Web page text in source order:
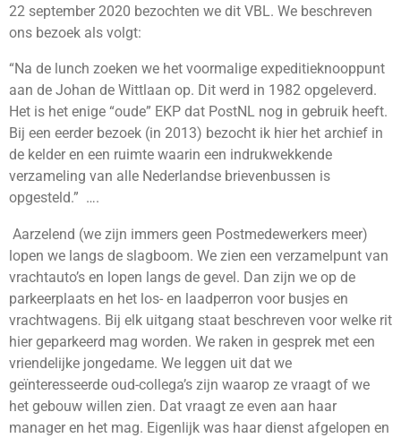
22 september 2020 bezochten we dit VBL. We beschreven
ons bezoek als volgt:
“Na de lunch zoeken we het voormalige expeditieknooppunt
aan de Johan de Wittlaan op. Dit werd in 1982 opgeleverd.
Het is het enige “oude” EKP dat PostNL nog in gebruik heeft.
Bij een eerder bezoek (in 2013) bezocht ik hier het archief in
de kelder en een ruimte waarin een indrukwekkende
verzameling van alle Nederlandse brievenbussen is
opgesteld.” ….
Aarzelend (we zijn immers geen Postmedewerkers meer)
lopen we langs de slagboom. We zien een verzamelpunt van
vrachtauto’s en lopen langs de gevel. Dan zijn we op de
parkeerplaats en het los- en laadperron voor busjes en
vrachtwagens. Bij elk uitgang staat beschreven voor welke rit
hier geparkeerd mag worden. We raken in gesprek met een
vriendelijke jongedame. We leggen uit dat we
geïnteresseerde oud-collega’s zijn waarop ze vraagt of we
het gebouw willen zien. Dat vraagt ze even aan haar
manager en het mag. Eigenlijk was haar dienst afgelopen en